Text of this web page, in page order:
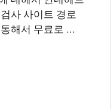
사 사이트 경로
해서 무료로 …